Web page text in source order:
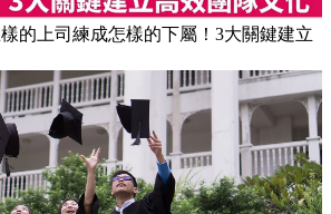
樣的上司練成怎樣的下屬！3大關鍵建立